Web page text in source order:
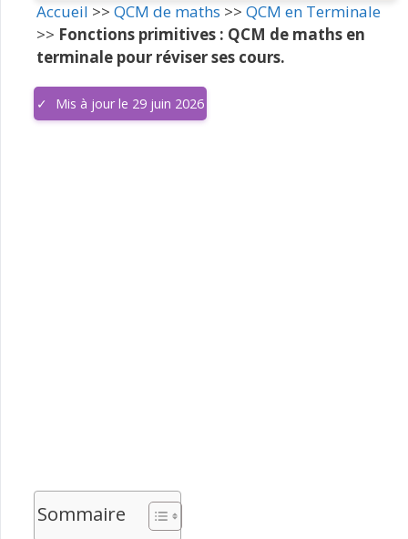
Accueil >> QCM de maths >> QCM en Terminale
>> Fonctions primitives : QCM de maths en
terminale pour réviser ses cours.
Mis à jour le 29 juin 2026
Sommaire